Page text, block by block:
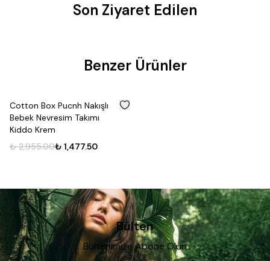
Son Ziyaret Edilen
Benzer Ürünler
% 50
Cotton Box Pucnh Nakışlı
Bebek Nevresim Takımı
Kiddo Krem
₺ 2,955.00₺ 1,477.50
Bülten
Bültenimize Abone Olun